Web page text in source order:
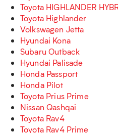
Toyota HIGHLANDER
Toyota Highlander
Volkswagen Jetta
Hyundai Kona
Subaru Outback
Hyundai Palisade
Honda Passport
Honda Pilot
Toyota Prius Prime
Nissan Qashqai
Toyota Rav4
Toyota Rav4 Prime